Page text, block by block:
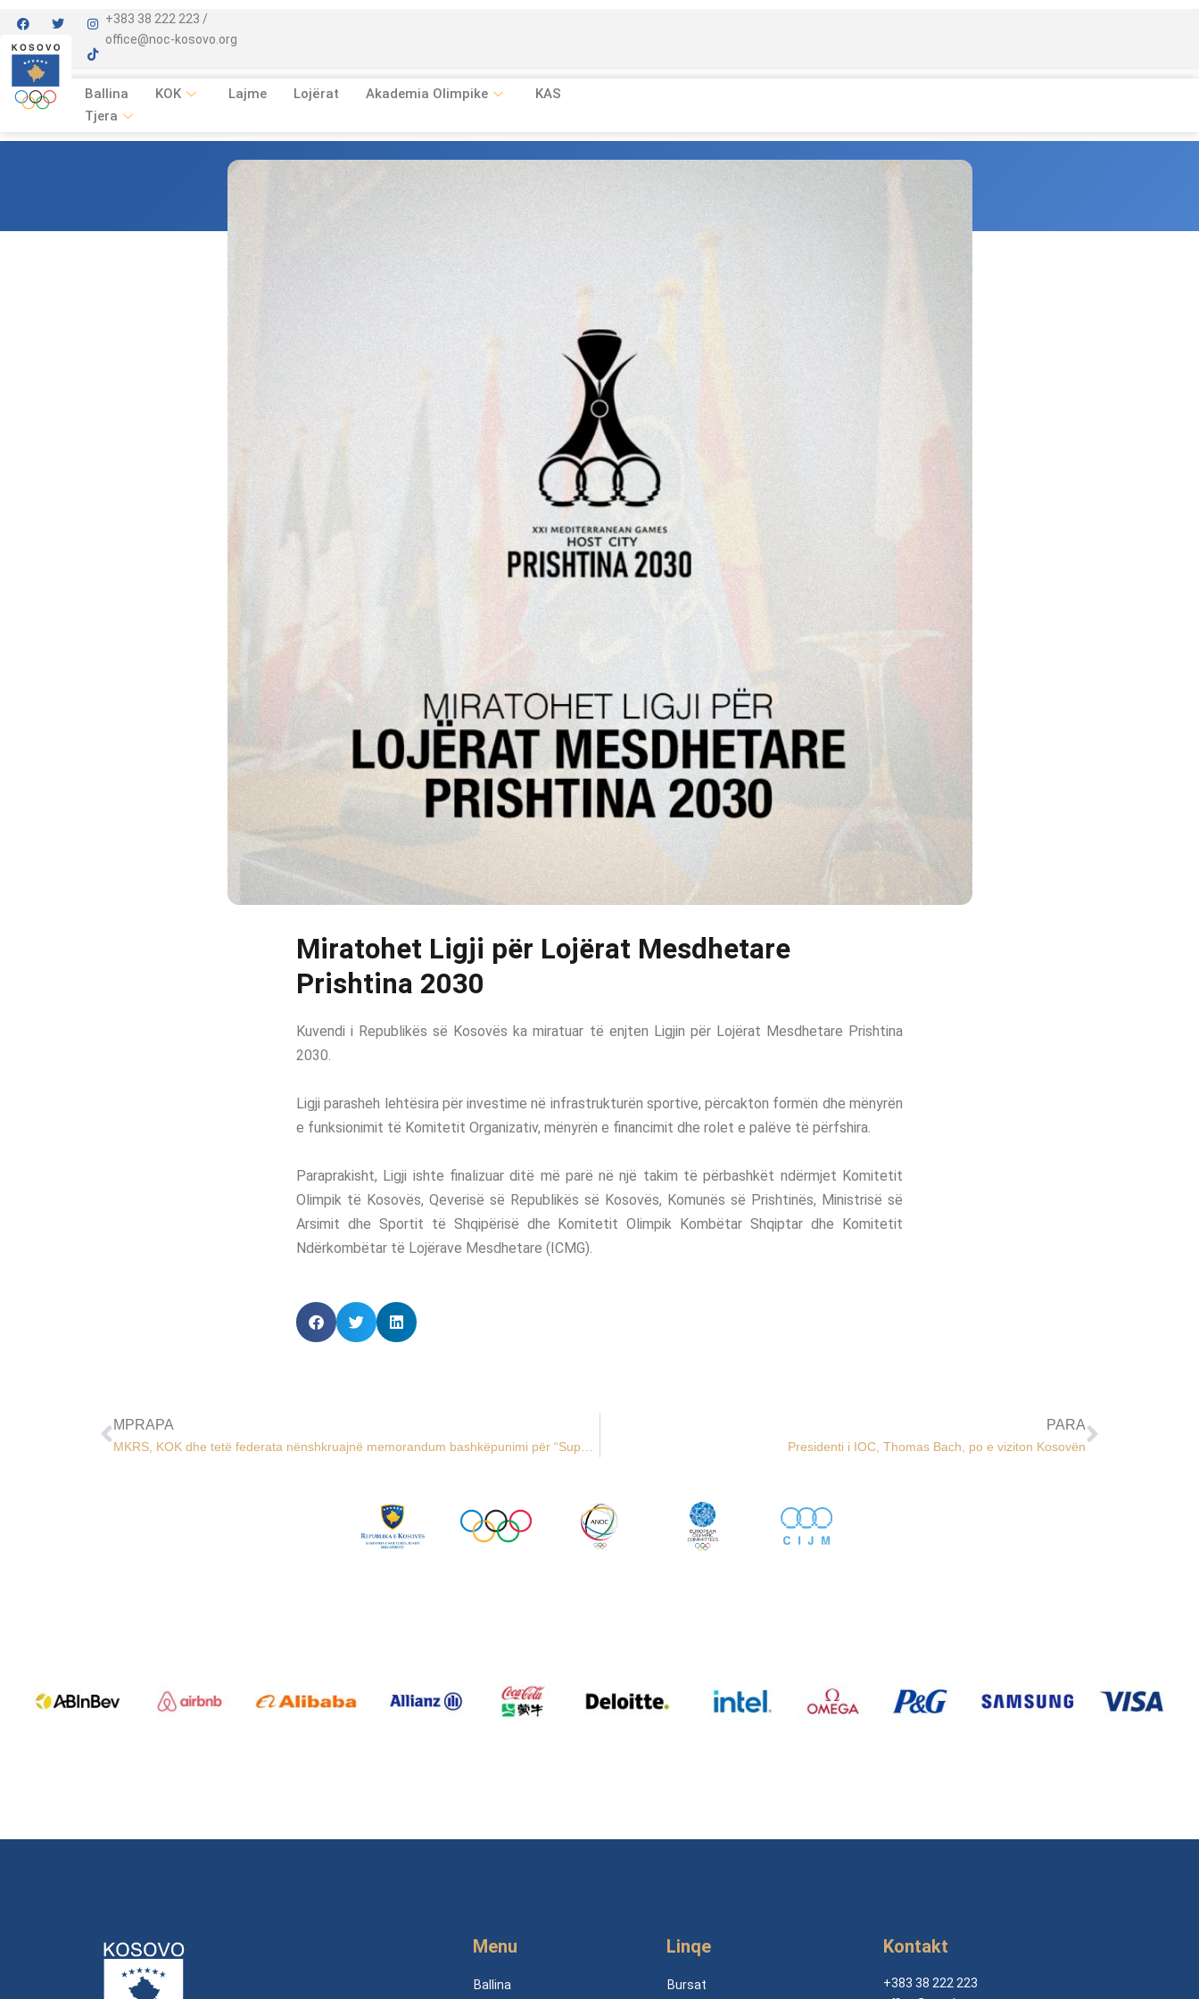
+383 38 222 223 /
office@noc-kosovo.org
Ballina KOK Lajme Lojërat Akademia Olimpike
KAS
Tjera
Miratohet Ligji për Lojërat Mesdhetare
Prishtina 2030
Kuvendi i Republikës së Kosovës ka miratuar të enjten Ligjin për Lojërat Mesdhetare Prishtina
2030.
Ligji parasheh lehtësira për investime në infrastrukturën sportive, përcakton formën dhe mënyrën
e funksionimit të Komitetit Organizativ, mënyrën e financimit dhe rolet e palëve të përfshira.
Paraprakisht, Ligji ishte finalizuar ditë më parë në një takim të përbashkët ndërmjet Komitetit
Olimpik të Kosovës, Qeverisë së Republikës së Kosovës, Komunës së Prishtinës, Ministrisë së
Arsimit dhe Sportit të Shqipërisë dhe Komitetit Olimpik Kombëtar Shqiptar dhe Komitetit
Ndërkombëtar të Lojërave Mesdhetare (ICMG).
MPRAPA PARA
Presidenti i IOC, Thomas Bach, po e viziton Kosovën
Menu
Ballina
Linqe
Bursat
Kontakt
+383 38 222 223